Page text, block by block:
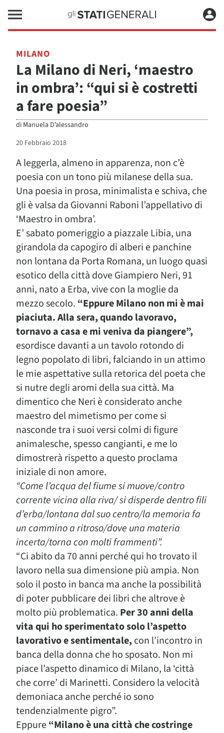
MILANO
La Milano di Neri, ‘maestro
in ombra’: “qui si è costretti
a fare poesia”
di Manuela D’alessandro
20 Febbraio 2018
A leggerla, almeno in apparenza, non c’è
poesia con un tono più milanese della sua.
Una poesia in prosa, minimalista e schiva, che
gli è valsa da Giovanni Raboni l’appellativo di
‘Maestro in ombra’.
E’ sabato pomeriggio a piazzale Libia, una
girandola da capogiro di alberi e panchine
non lontana da Porta Romana, un luogo quasi
esotico della città dove Giampiero Neri, 91
anni, nato a Erba, vive con la moglie da
mezzo secolo. “Eppure Milano non mi è mai
piaciuta. Alla sera, quando lavoravo,
tornavo a casa e mi veniva da piangere”,
esordisce davanti a un tavolo rotondo di
legno popolato di libri, falciando in un attimo
le mie aspettative sulla retorica del poeta che
si nutre degli aromi della sua città. Ma
dimentico che Neri è considerato anche
maestro del mimetismo per come si
nasconde tra i suoi versi colmi di figure
animalesche, spesso cangianti, e me lo
dimostrerà rispetto a questo proclama
iniziale di non amore.
“Come l’acqua del fiume si muove/contro
corrente vicina alla riva/ si disperde dentro fili
d’erba/lontana dal suo centro/la memoria fa
un cammino a ritroso/dove una materia
incerta/torna con molti frammenti”.
“Ci abito da 70 anni perché qui ho trovato il
lavoro nella sua dimensione più ampia. Non
solo il posto in banca ma anche la possibilità
di poter pubblicare dei libri che altrove è
molto più problematica. Per 30 anni della
vita qui ho sperimentato solo l’aspetto
lavorativo e sentimentale, con l’incontro in
banca della donna che ho sposato. Non mi
piace l’aspetto dinamico di Milano, la ‘città
che corre’ di Marinetti. Considero la velocità
demoniaca anche perché io sono
tendenzialmente pigro”.
Eppure“Milano è una città che costringe